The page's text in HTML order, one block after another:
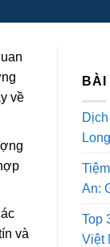
về
và
BÀI
An:
Top
Việt